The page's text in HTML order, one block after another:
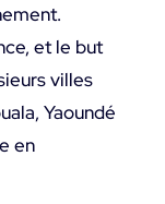
et le but
villes
Yaoundé
en